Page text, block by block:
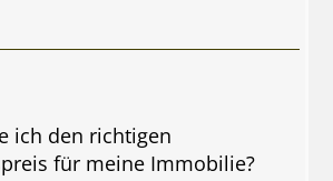
ich den richtigen
für meine Immobilie?